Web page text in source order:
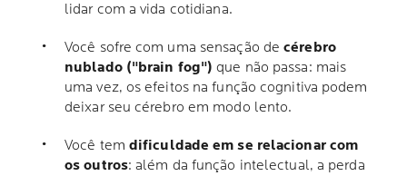
lidar com a vida cotidiana.
Você sofre com uma sensação decérebro
nublado ("brain fog") que não passa: mais
uma vez, os efeitos na função cognitiva podem
deixar seu cérebro em modo lento.
Você tem dificuldade em se relacionar com
os outros: além da função intelectual, a perda